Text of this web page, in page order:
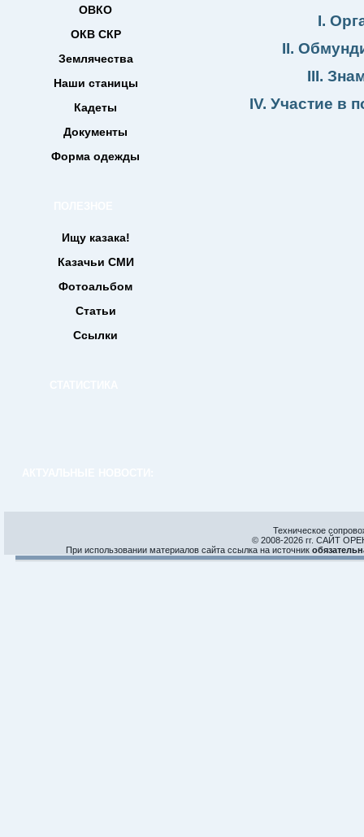
ОВКО
ОКВ СКР
Землячества
Наши станицы
Кадеты
Документы
Форма одежды
Ищу казака!
Казачьи СМИ
Фотоальбом
Статьи
Ссылки
I.
II.
III.
IV. Участие в
Техническое
© 2008-2026 гг. САЙТ
При использовании материалов сайта ссылка на источник